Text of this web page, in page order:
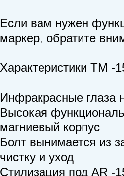
Если вам нужен
маркер, обратите
Характеристики TM -
Инфракрасные глаза
Высокая
магниевый корпус
Болт вынимается из
чистку и уход
Стилизация под AR -